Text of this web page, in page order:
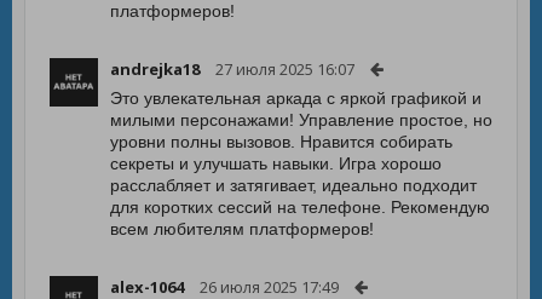
платформеров!
andrejka18 27 июля 2025 16:07
Это увлекательная аркада с яркой графикой и
милыми персонажами! Управление простое, но
уровни полны вызовов. Нравится собирать
секреты и улучшать навыки. Игра хорошо
расслабляет и затягивает, идеально подходит
для коротких сессий на телефоне. Рекомендую
всем любителям платформеров!
alex-1064 26 июля 2025 17:49